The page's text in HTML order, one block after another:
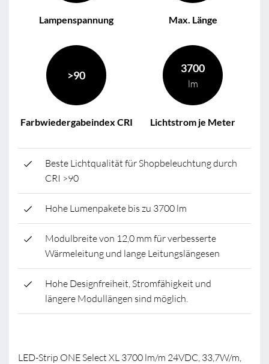
Lampenspannung Max. Länge
>90
Farbwiedergabeindex CRI
3700
lm
Lichtstrom je Meter
Beste Lichtqualität für Shopbeleuchtung durch
CRI >90
Hohe Lumenpakete bis zu 3700 lm
Modulbreite von 12,0 mm für verbesserte
Wärmeleitung und lange Leitungslängesen
Hohe Designfreiheit, Stromfähigkeit und
längere Modullängen sind möglich.
LED-Strip ONE Select XL 3700 lm/m 24VDC, 33,7W/m,